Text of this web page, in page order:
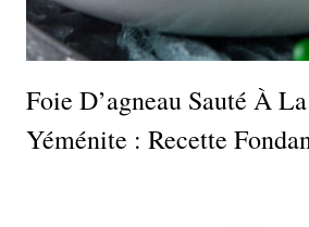
Foie D’agneau Sauté À
Yéménite : Recette